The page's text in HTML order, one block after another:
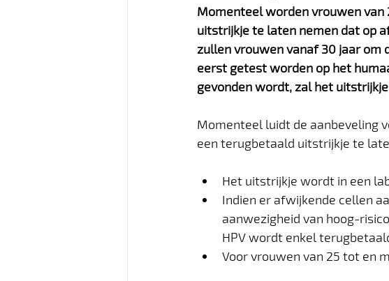
Momenteel worden vrouwen van
uitstrijkje te laten nemen dat op
zullen vrouwen vanaf 30 jaar om
eerst getest worden op het
gevonden wordt, zal het
Momenteel luidt de aanbeveling
een terugbetaald uitstrijkje te
Het uitstrijkje wordt in een
Indien er afwijkende cellen
aanwezigheid van hoog-
HPV wordt enkel
Voor vrouwen van 25 tot en